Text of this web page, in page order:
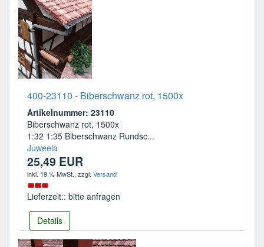
400-23110 - Biberschwanz rot, 1500x
Artikelnummer: 23110
Biberschwanz rot, 1500x
1:32 1:35 Biberschwanz Rundsc...
Juweela
25,49 EUR
inkl. 19 % MwSt., zzgl. Versand
Lieferzeit:: bitte anfragen
Details